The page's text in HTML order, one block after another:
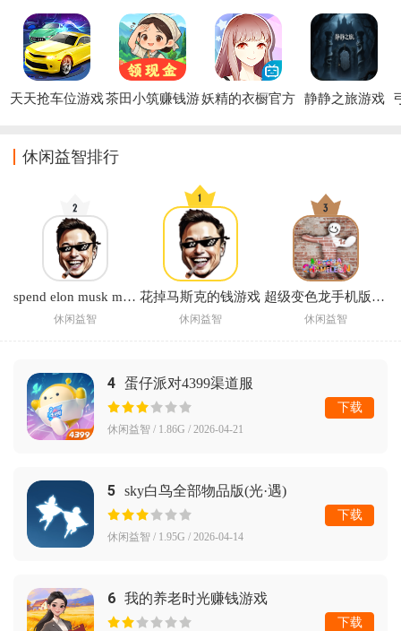
天天抢车位游戏茶田小筑赚钱游妖精的衣橱官方
静静之旅游戏
休闲益智排行
spend elon musk money中文版下载(花掉马斯克的钱)
休闲益智
花掉马斯克的钱游戏
休闲益智
超级变色龙手机版正版
休闲益智
4 蛋仔派对4399渠道服
休闲益智 / 1.86G / 2026-04-21
下载
5 sky白鸟全部物品版(光·遇)
休闲益智 / 1.95G / 2026-04-14
下载
6 我的养老时光赚钱游戏
下载